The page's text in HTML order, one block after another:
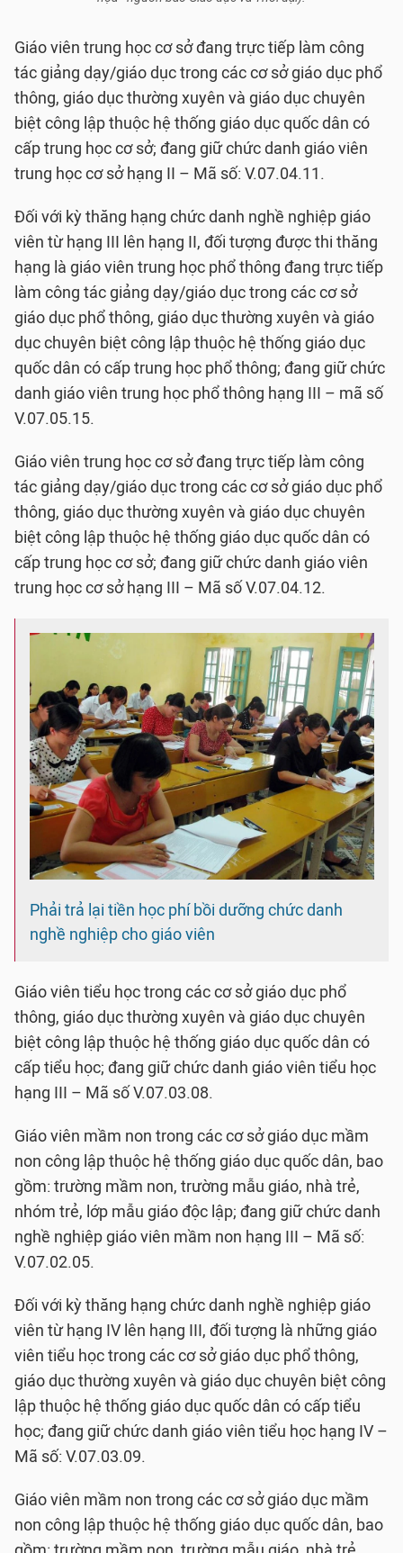
Giáo viên trung học cơ sở đang trực tiếp làm công
tác giảng dạy/giáo dục trong các cơ sở giáo dục phổ
thông, giáo dục thường xuyên và giáo dục chuyên
biệt công lập thuộc hệ thống giáo dục quốc dân có
cấp trung học cơ sở; đang giữ chức danh giáo viên
trung học cơ sở hạng II – Mã số: V.07.04.11.
Đối với kỳ thăng hạng chức danh nghề nghiệp giáo
viên từ hạng III lên hạng II, đối tượng được thi thăng
hạng là giáo viên trung học phổ thông đang trực tiếp
làm công tác giảng dạy/giáo dục trong các cơ sở
giáo dục phổ thông, giáo dục thường xuyên và giáo
dục chuyên biệt công lập thuộc hệ thống giáo dục
quốc dân có cấp trung học phổ thông; đang giữ chức
danh giáo viên trung học phổ thông hạng III – mã số
V.07.05.15.
Giáo viên trung học cơ sở đang trực tiếp làm công
tác giảng dạy/giáo dục trong các cơ sở giáo dục phổ
thông, giáo dục thường xuyên và giáo dục chuyên
biệt công lập thuộc hệ thống giáo dục quốc dân có
cấp trung học cơ sở; đang giữ chức danh giáo viên
trung học cơ sở hạng III – Mã số V.07.04.12.
Phải trả lại tiền học phí bồi dưỡng chức danh
nghề nghiệp cho giáo viên
Giáo viên tiểu học trong các cơ sở giáo dục phổ
thông, giáo dục thường xuyên và giáo dục chuyên
biệt công lập thuộc hệ thống giáo dục quốc dân có
cấp tiểu học; đang giữ chức danh giáo viên tiểu học
hạng III – Mã số V.07.03.08.
Giáo viên mầm non trong các cơ sở giáo dục mầm
non công lập thuộc hệ thống giáo dục quốc dân, bao
gồm: trường mầm non, trường mẫu giáo, nhà trẻ,
nhóm trẻ, lớp mẫu giáo độc lập; đang giữ chức danh
nghề nghiệp giáo viên mầm non hạng III – Mã số:
V.07.02.05.
Đối với kỳ thăng hạng chức danh nghề nghiệp giáo
viên từ hạng IV lên hạng III, đối tượng là những giáo
viên tiểu học trong các cơ sở giáo dục phổ thông,
giáo dục thường xuyên và giáo dục chuyên biệt công
lập thuộc hệ thống giáo dục quốc dân có cấp tiểu
học; đang giữ chức danh giáo viên tiểu học hạng IV –
Mã số: V.07.03.09.
Giáo viên mầm non trong các cơ sở giáo dục mầm
non công lập thuộc hệ thống giáo dục quốc dân, bao